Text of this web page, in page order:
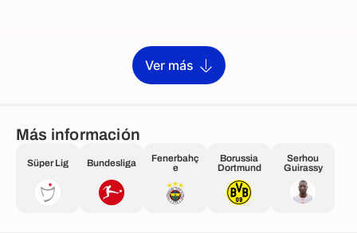
Ver más
Más información
Süper Lig Bundesliga
Fenerbahç
e
Borussia
Dortmund
Serhou
Guirassy